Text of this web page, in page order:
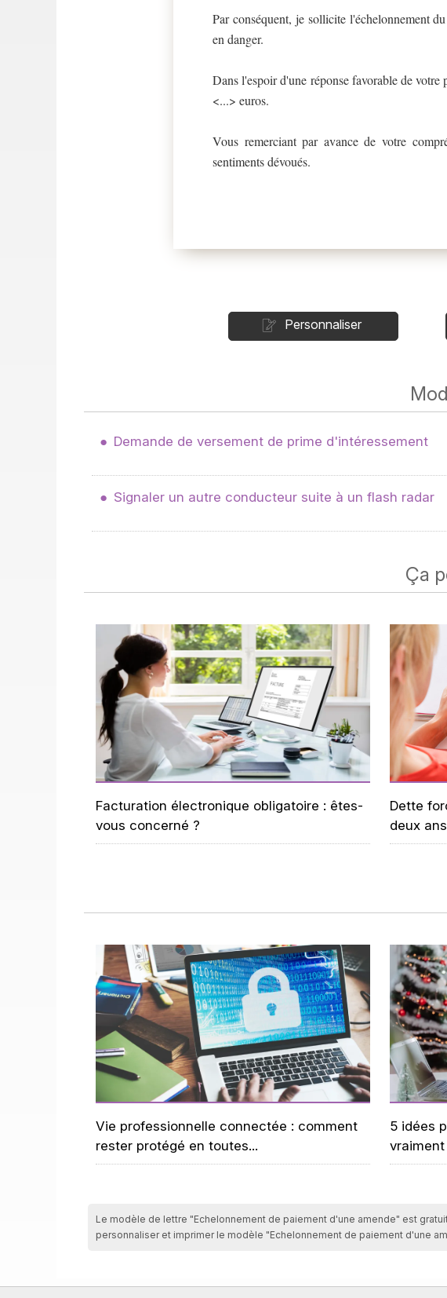
Par conséquent, je sollicite l'échelonnement
en danger.
Dans l'espoir d'une réponse favorable de
<...> euros.
Vous remerciant par avance de votre
sentiments dévoués.
Personnaliser
Demande de versement de prime d'intéressement
Signaler un autre conducteur suite à un flash radar
Ça
Facturation électronique obligatoire : êtes-
vous concerné ?
Dette
deux ans
Vie professionnelle connectée : comment
rester protégé en toutes...
5 idées
Le modèle de lettre "Echelonnement de paiement d'une amende" est
personnaliser et imprimer le modèle "Echelonnement de paiement d'une